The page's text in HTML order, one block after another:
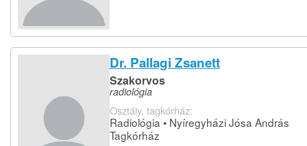
Dr. Pallagi Zsanett
Szakorvos
radiológia
Osztály, tagkórház:
Radiológia • Nyíregyházi Jósa András
Tagkórház